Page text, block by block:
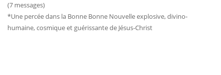
(7 messages)
*Une percée dans la Bonne Bonne Nouvelle explosive, divino-
humaine, cosmique et guérissante de Jésus-Christ